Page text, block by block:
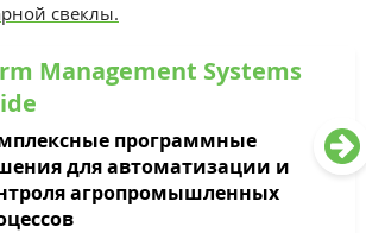
свеклы.
Management Systems
программные
для автоматизации и
агропромышленных